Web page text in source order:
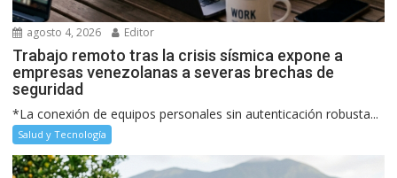
agosto 4, 2026 Editor
Trabajo remoto tras la crisis sísmica expone a
empresas venezolanas a severas brechas de
seguridad
*La conexión de equipos personales sin autenticación robusta...
Salud y Tecnología